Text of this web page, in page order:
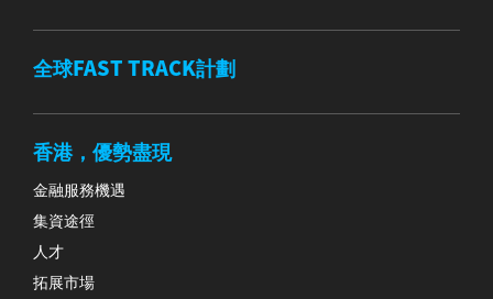
全球FAST TRACK計劃
香港，優勢盡現
金融服務機遇
集資途徑
人才
拓展市場